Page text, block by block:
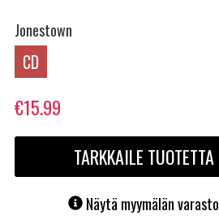
Jonestown
CD
€15.99
TARKKAILE TUOTETTA
Näytä myymälän varasto